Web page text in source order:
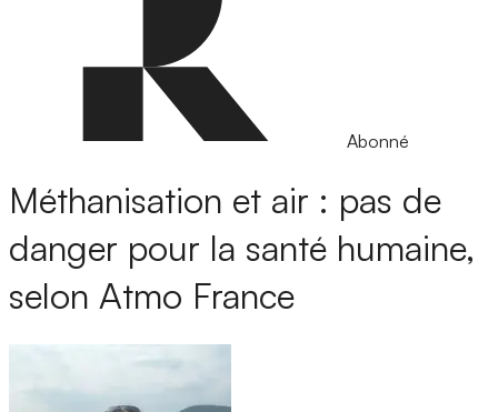
Abonné
Méthanisation et air : pas de
danger pour la santé humaine,
selon Atmo France